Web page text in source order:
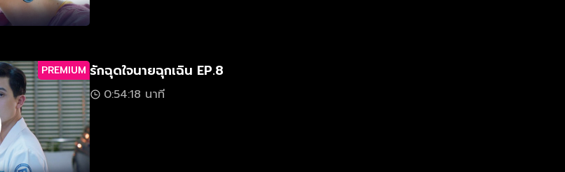
PREMIUM รักฉุดใจนายฉุกเฉิน EP.8
0:54:18 นาที